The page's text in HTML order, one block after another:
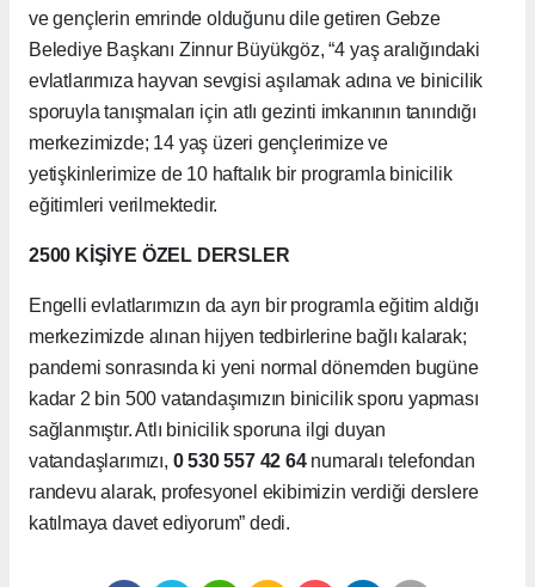
ve gençlerin emrinde olduğunu dile getiren Gebze
Belediye Başkanı Zinnur Büyükgöz, “4 yaş aralığındaki
evlatlarımıza hayvan sevgisi aşılamak adına ve binicilik
sporuyla tanışmaları için atlı gezinti imkanının tanındığı
merkezimizde; 14 yaş üzeri gençlerimize ve
yetişkinlerimize de 10 haftalık bir programla binicilik
eğitimleri verilmektedir.
2500 KİŞİYE ÖZEL DERSLER
Engelli evlatlarımızın da ayrı bir programla eğitim aldığı
merkezimizde alınan hijyen tedbirlerine bağlı kalarak;
pandemi sonrasında ki yeni normal dönemden bugüne
kadar 2 bin 500 vatandaşımızın binicilik sporu yapması
sağlanmıştır. Atlı binicilik sporuna ilgi duyan
vatandaşlarımızı, 0 530 557 42 64 numaralı telefondan
randevu alarak, profesyonel ekibimizin verdiği derslere
katılmaya davet ediyorum” dedi.